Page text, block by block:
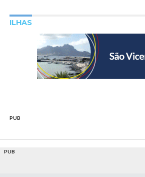
ILHAS
PUB
PUB